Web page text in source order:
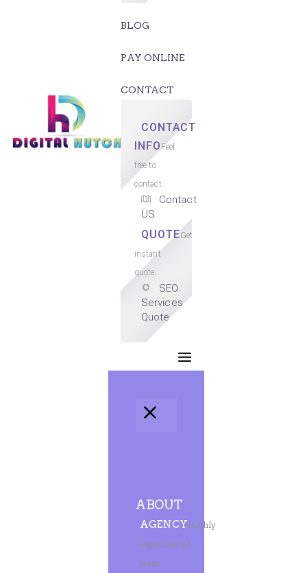
BLOG
PAY ONLINE
CONTACT
CONTACT
INFOFeel
free to
contact.
Contact
US
QUOTEGet
instant
quote.
SEO
Services
Quote
ABOUT
AGENCYHighly
experienced
team